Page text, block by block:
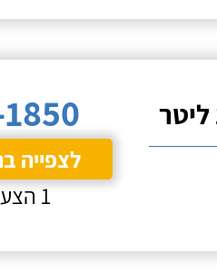
לצפייה
1 הצעות מחיר